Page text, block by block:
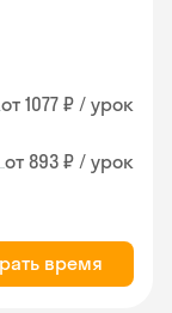
от 1077 ₽ / урок
от 893 ₽ / урок
время